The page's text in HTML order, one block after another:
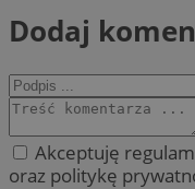
Dodaj
Akceptuję
oraz politykę